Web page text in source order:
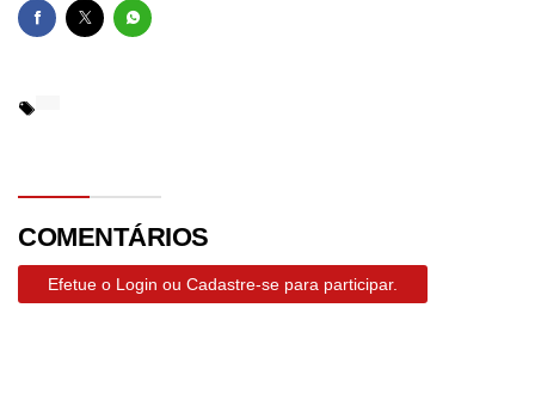
COMENTÁRIOS
Efetue o Login ou Cadastre-se para participar.